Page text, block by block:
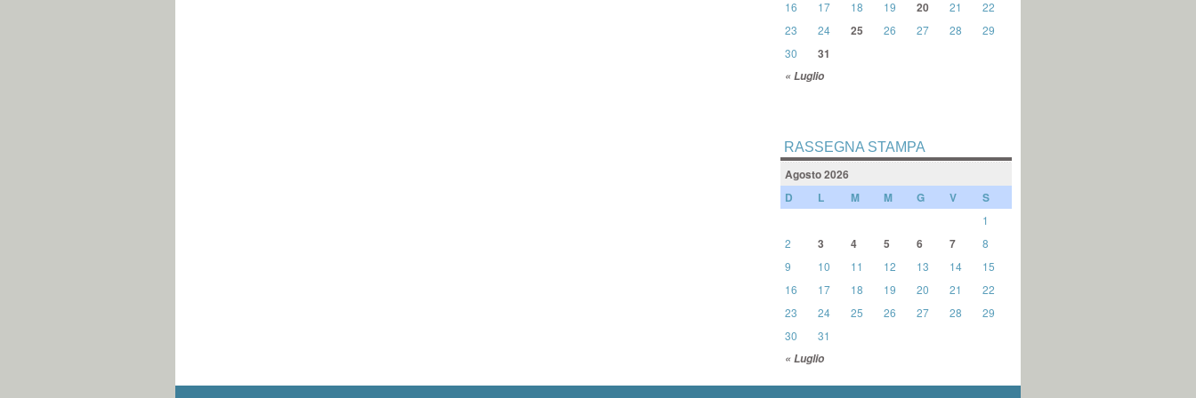
« Luglio
16
17 18 19 20 21
22
23
24 25 26 27 28
29
30
31
RASSEGNA STAMPA
Agosto 2026
D
L M M G V S
« Luglio
1
2
3 4 5 6 7
8
9
10 11 12 13 14
15
16
17 18 19 20 21
22
23
24 25 26 27 28
29
30
31